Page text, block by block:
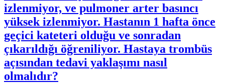
izlenmiyor, ve pulmoner arter basıncı
yüksek izlenmiyor. Hastanın 1 hafta önce
geçici kateteri olduğu ve sonradan
çıkarıldığı öğreniliyor. Hastaya trombüs
açısından tedavi yaklaşımı nasıl
olmalıdır?